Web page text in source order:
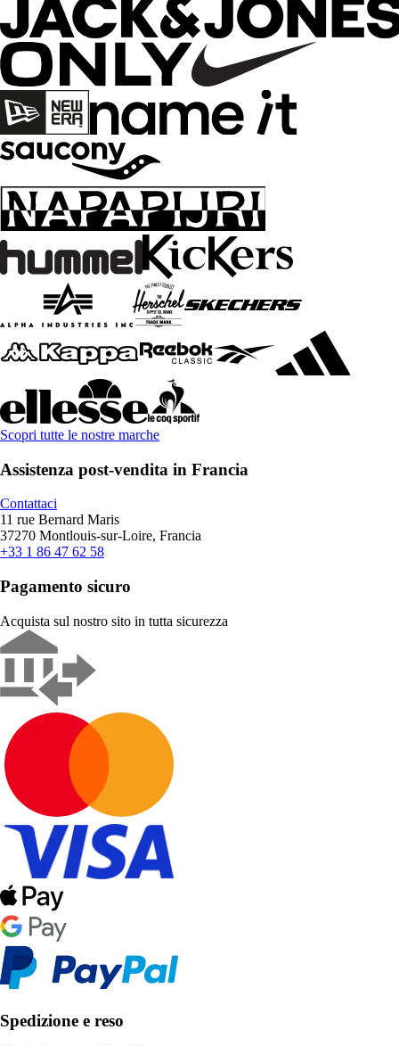
Scopri tutte le nostre marche
Assistenza post-vendita in Francia
Contattaci
11 rue Bernard Maris
37270 Montlouis-sur-Loire, Francia
+33 1 86 47 62 58
Pagamento sicuro
Acquista sul nostro sito in tutta sicurezza
Spedizione e reso